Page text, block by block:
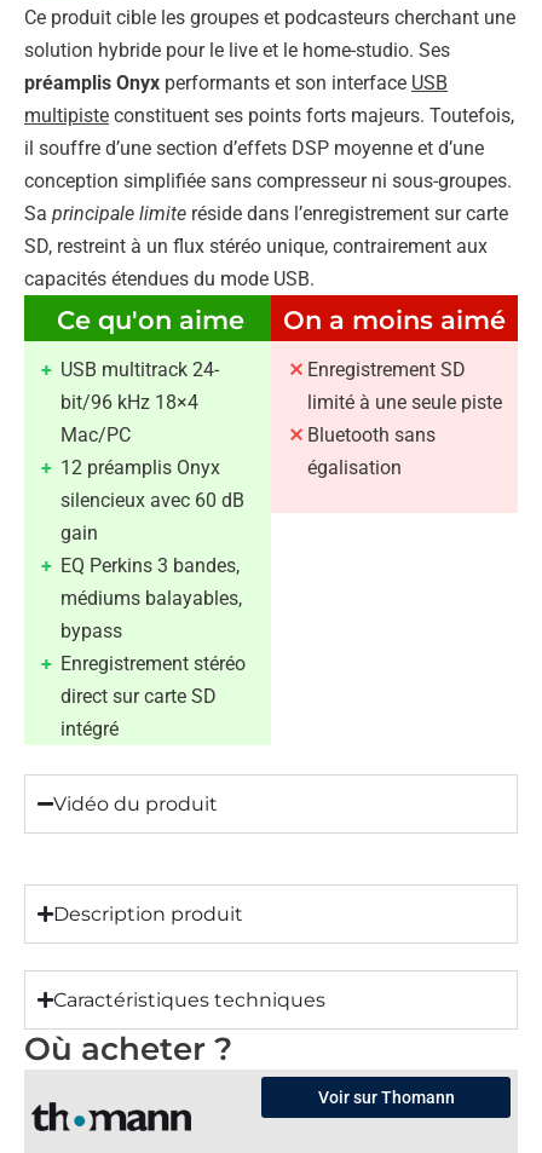
Ce produit cible les groupes et podcasteurs cherchant une
solution hybride pour le live et le home-studio. Ses
préamplis Onyx performants et son interface USB
multipiste constituent ses points forts majeurs. Toutefois,
il souffre d’une section d’effets DSP moyenne et d’une
conception simplifiée sans compresseur ni sous-groupes.
Sa principale limite réside dans l’enregistrement sur carte
SD, restreint à un flux stéréo unique, contrairement aux
capacités étendues du mode USB.
Ce qu'on aime
USB multitrack 24-
bit/96 kHz 18×4
Mac/PC
12 préamplis Onyx
silencieux avec 60 dB
gain
EQ Perkins 3 bandes,
médiums balayables,
bypass
Enregistrement stéréo
direct sur carte SD
intégré
On a moins aimé
Enregistrement SD
limité à une seule piste
Bluetooth sans
égalisation
Vidéo du produit
Description produit
Caractéristiques techniques
Où acheter ?
Voir sur Thomann